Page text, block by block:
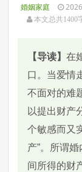
婚姻家庭
本文总共1400
【导读】在
口。当爱情
不面对的难
以提出财产
个敏感而又
产”。所谓
间所得的财